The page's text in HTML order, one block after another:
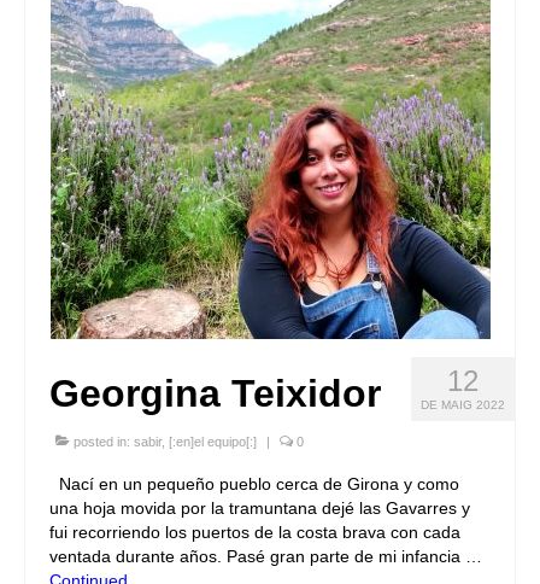
12
DE MAIG 2022
Georgina Teixidor
posted in: sabir, [:en]el equipo[:] | 0
Nací en un pequeño pueblo cerca de Girona y como
una hoja movida por la tramuntana dejé las Gavarres y
fui recorriendo los puertos de la costa brava con cada
ventada durante años. Pasé gran parte de mi infancia …
Continued